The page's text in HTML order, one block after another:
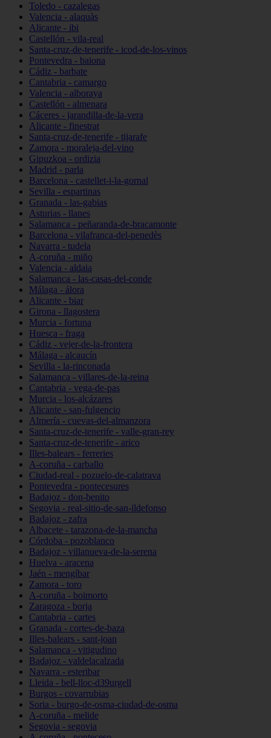
Toledo - cazalegas
Valencia - alaquàs
Alicante - ibi
Castellón - vila-real
Santa-cruz-de-tenerife - icod-de-los-vinos
Pontevedra - baiona
Cádiz - barbate
Cantabria - camargo
Valencia - alboraya
Castellón - almenara
Cáceres - jarandilla-de-la-vera
Alicante - finestrat
Santa-cruz-de-tenerife - tijarafe
Zamora - moraleja-del-vino
Gipuzkoa - ordizia
Madrid - parla
Barcelona - castellet-i-la-gornal
Sevilla - espartinas
Granada - las-gabias
Asturias - llanes
Salamanca - peñaranda-de-bracamonte
Barcelona - vilafranca-del-penedès
Navarra - tudela
A-coruña - miño
Valencia - aldaia
Salamanca - las-casas-del-conde
Málaga - álora
Alicante - biar
Girona - llagostera
Murcia - fortuna
Huesca - fraga
Cádiz - vejer-de-la-frontera
Málaga - alcaucín
Sevilla - la-rinconada
Salamanca - villares-de-la-reina
Cantabria - vega-de-pas
Murcia - los-alcázares
Alicante - san-fulgencio
Almería - cuevas-del-almanzora
Santa-cruz-de-tenerife - valle-gran-rey
Santa-cruz-de-tenerife - arico
Illes-balears - ferreries
A-coruña - carballo
Ciudad-real - pozuelo-de-calatrava
Pontevedra - pontecesures
Badajoz - don-benito
Segovia - real-sitio-de-san-ildefonso
Badajoz - zafra
Albacete - tarazona-de-la-mancha
Córdoba - pozoblanco
Badajoz - villanueva-de-la-serena
Huelva - aracena
Jaén - mengíbar
Zamora - toro
A-coruña - boimorto
Zaragoza - borja
Cantabria - cartes
Granada - cortes-de-baza
Illes-balears - sant-joan
Salamanca - vitigudino
Badajoz - valdelacalzada
Navarra - esteribar
Lleida - bell-lloc-d39urgell
Burgos - covarrubias
Soria - burgo-de-osma-ciudad-de-osma
A-coruña - melide
Segovia - segovia